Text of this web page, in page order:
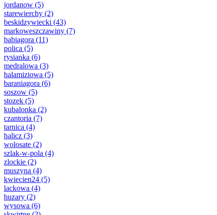
jordanow (5)
starewierchy (2)
beskidzywiecki (43)
markoweszczawiny (7)
babiagora (11)
polica (5)
rysianka (6)
medralowa (3)
halamiziowa (5)
baraniagora (6)
soszow (5)
stozek (5)
kubalonka (2)
czantoria (7)
tarnica (4)
halicz (3)
wolosate (2)
szlak-w-pola (4)
zlockie (2)
muszyna (4)
kwiecien24 (5)
lackowa (4)
huzary (2)
wysowa (6)